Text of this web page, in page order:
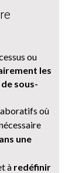
ou
les
sous-
où
une
à redéfinir